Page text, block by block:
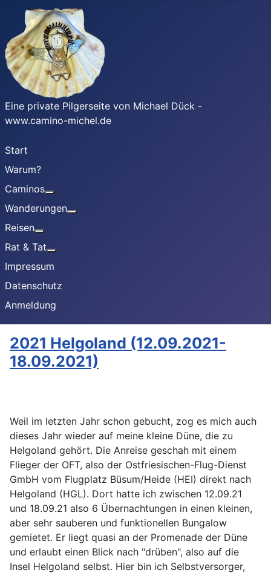
Eine private Pilgerseite von Michael Dück -
www.camino-michel.de
Start
Warum?
Caminos
Wanderungen
Reisen
Rat & Tat
Impressum
Datenschutz
Anmeldung
2021 Helgoland (12.09.2021-
18.09.2021)
Weil im letzten Jahr schon gebucht, zog es mich auch
dieses Jahr wieder auf meine kleine Düne, die zu
Helgoland gehört. Die Anreise geschah mit einem
Flieger der OFT, also der Ostfriesischen-Flug-Dienst
GmbH vom Flugplatz Büsum/Heide (HEI) direkt nach
Helgoland (HGL). Dort hatte ich zwischen 12.09.21
und 18.09.21 also 6 Übernachtungen in einen kleinen,
aber sehr sauberen und funktionellen Bungalow
gemietet. Er liegt quasi an der Promenade der Düne
und erlaubt einen Blick nach "drüben", also auf die
Insel Helgoland selbst. Hier bin ich Selbstversorger,